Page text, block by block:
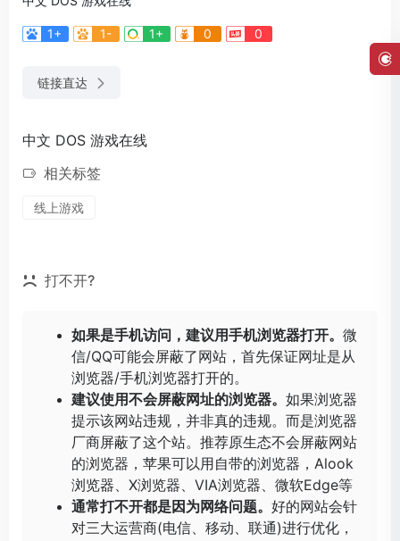
1+ 1- 1+ 0 0
链接直达
中文 DOS 游戏在线
相关标签
线上游戏
打不开?
如果是手机访问，建议用手机浏览器打开。 微
信/QQ可能会屏蔽了网站，首先保证网址是从
浏览器/手机浏览器打开的。
建议使用不会屏蔽网址的浏览器。 如果浏览器
提示该网站违规，并非真的违规。而是浏览器
厂商屏蔽了这个站。推荐原生态不会屏蔽网站
的浏览器，苹果可以用自带的浏览器， Alook
浏览器
X浏览器 VIA浏览器 微软Edge等
通常打不开都是因为网络问题。 好的网站会针
对三大运营商(电信、移动、联通)进行优化，